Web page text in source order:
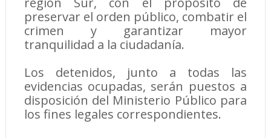
preservar el orden público, combatir el
crimen y garantizar mayor
tranquilidad a la ciudadanía.
Los detenidos, junto a todas las
evidencias ocupadas, serán puestos a
disposición del Ministerio Público para
los fines legales correspondientes.